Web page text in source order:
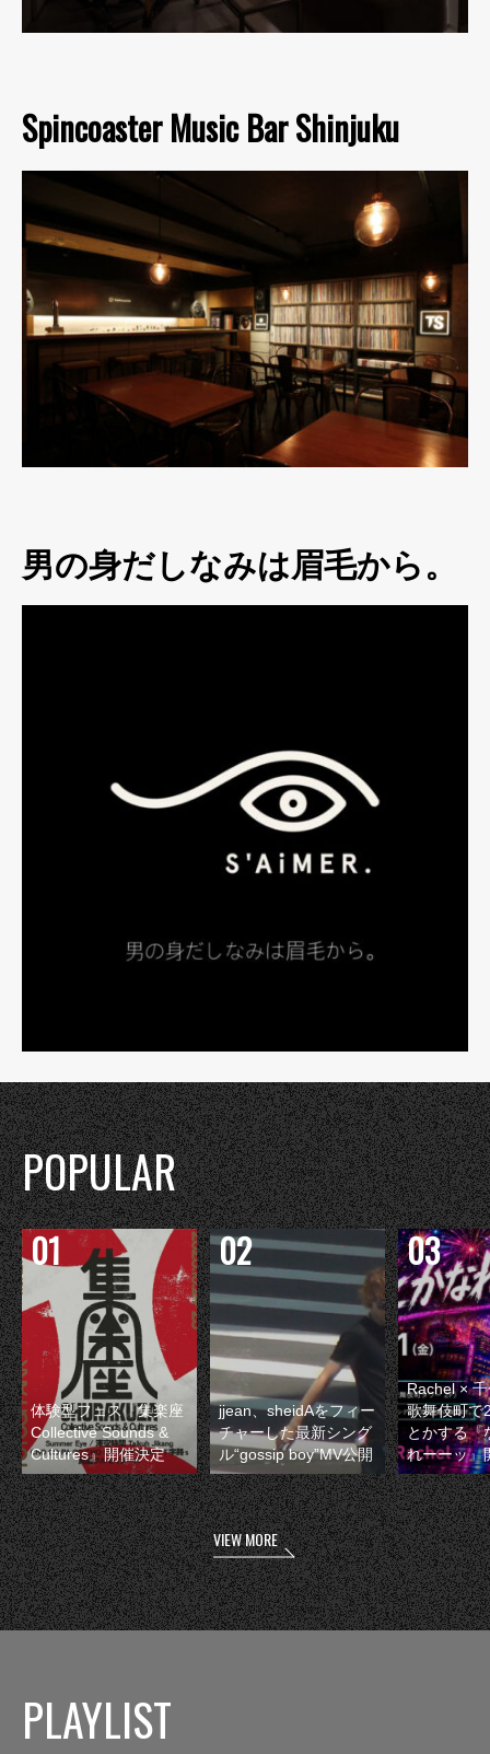
Spincoaster Music Bar Shinjuku
男の身だしなみは眉毛から。
POPULAR
体験型フェス『集楽座
Collective Sounds &
Cultures』開催決定
jjean、sheidAをフィー
チャーした最新シング
ル“gossip boy”MV公開
Rachel ×
歌舞伎町で
とかする『
れーーッ』
VIEW MORE
PLAYLIST